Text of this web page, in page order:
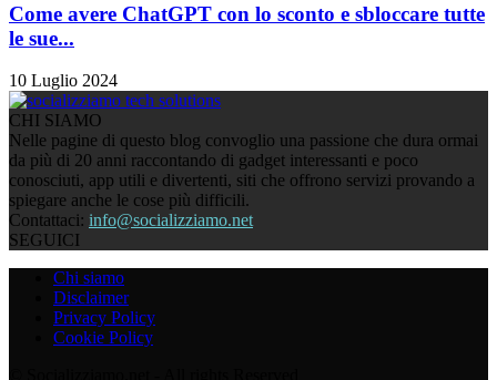
Come avere ChatGPT con lo sconto e sbloccare tutte
le sue...
10 Luglio 2024
CHI SIAMO
Nelle pagine di questo blog convoglio una passione che dura ormai
da più di 20 anni raccontando di gadget interessanti e poco
conosciuti, app utili e divertenti, siti che offrono servizi provando a
spiegare anche le cose più difficili.
Contattaci: info@socializziamo.net
SEGUICI
Chi siamo
Disclaimer
Privacy Policy
Cookie Policy